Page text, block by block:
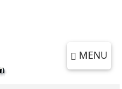
MENU